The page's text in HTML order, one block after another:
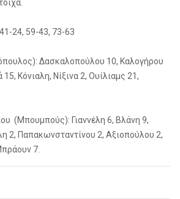
24, 59-43, 73-63
Δασκαλοπούλου 10, Καλογήρου
Κόνιαλη, Νίξινα 2, Ουίλιαμς 21,
(Μπουμπούς): Γιαννέλη 6, Βλάνη 9,
2, Παπακωνσταντίνου 2, Αξιοπούλου 2,
7.